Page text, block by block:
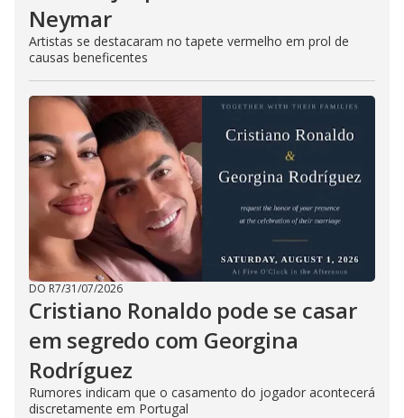
Neymar
Artistas se destacaram no tapete vermelho em prol de
causas beneficentes
DO R7/31/07/2026
Cristiano Ronaldo pode se casar
em segredo com Georgina
Rodríguez
Rumores indicam que o casamento do jogador acontecerá
discretamente em Portugal